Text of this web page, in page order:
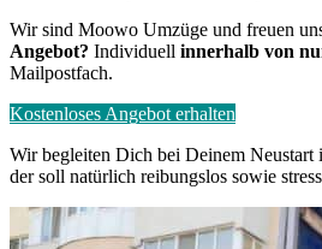
Wir sind Moowo Umzüge und freuen
Angebot? Individuell innerhalb von
Mailpostfach.
Kostenloses Angebot erhalten
Wir begleiten Dich bei Deinem
der soll natürlich reibungslos sowie